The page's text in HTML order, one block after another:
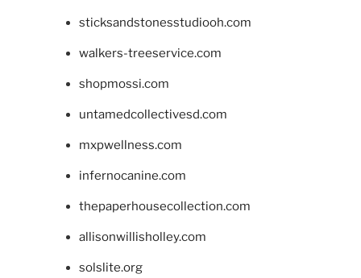
sticksandstonesstudiooh.com
walkers-treeservice.com
shopmossi.com
untamedcollectivesd.com
mxpwellness.com
infernocanine.com
thepaperhousecollection.com
allisonwillisholley.com
solslite.org